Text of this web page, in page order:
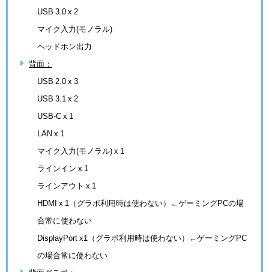
USB 3.0 x 2
マイク入力(モノラル)
ヘッドホン出力
背面：
USB 2.0 x 3
USB 3.1 x 2
USB-C x 1
LAN x 1
マイク入力(モノラル) x 1
ラインイン x 1
ラインアウト x 1
HDMI x 1（グラボ利用時は使わない）←ゲーミングPCの場
合常に使わない
DisplayPort x1（グラボ利用時は使わない）←ゲーミングPC
の場合常に使わない